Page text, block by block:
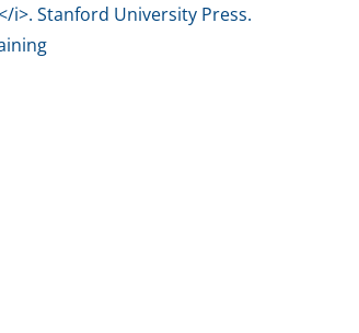
i>. Stanford University Press.